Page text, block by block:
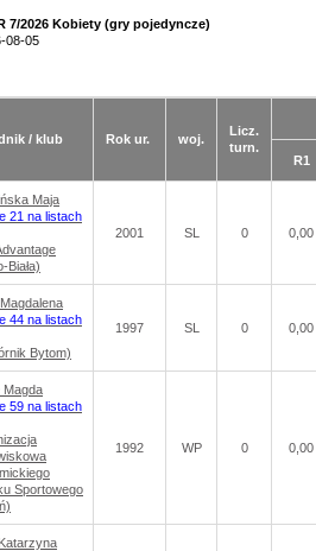
7/2026 Kobiety (gry pojedyncze)
08-05
/ klub Rok ur. woj.
Licz.
turn.
R1
Maja
21 na listach
Biała)
2001 SL 0 0,00
44 na listach
Bytom)
1997 SL 0 0,00
Magda
59 na listach
Sportowego
1992 WP 0 0,00